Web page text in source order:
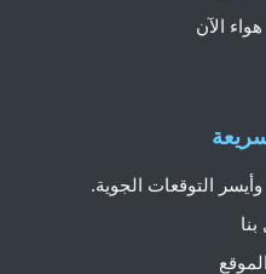
التوقعات الجوية.
الآن